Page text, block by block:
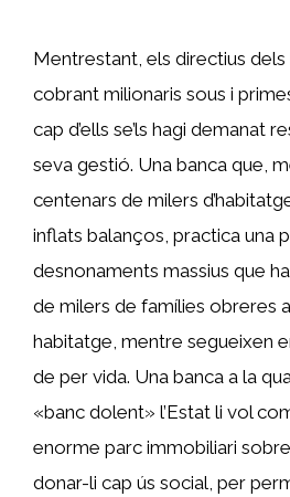
Mentrestant, els directius dels
cobrant milionaris sous i
cap d’ells se’ls hagi demanat
seva gestió. Una banca que,
centenars de milers
inflats balanços, practica una
desnonaments massius que
de milers de famílies obreres
habitatge, mentre segueixen
de per vida. Una banca a la
«banc dolent» l’Estat li vol
enorme parc immobiliari
donar-li cap ús social, per